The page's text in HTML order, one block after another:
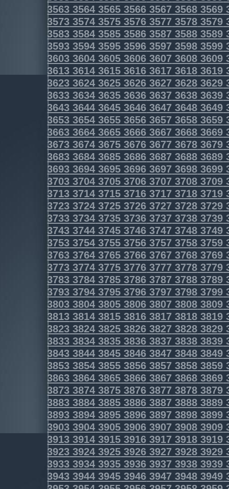
3563 3564 3565 3566 3567 3568 3569
3573 3574 3575 3576 3577 3578 3579
3583 3584 3585 3586 3587 3588 3589
3593 3594 3595 3596 3597 3598 3599
3603 3604 3605 3606 3607 3608 3609
3613 3614 3615 3616 3617 3618 3619
3623 3624 3625 3626 3627 3628 3629
3633 3634 3635 3636 3637 3638 3639
3643 3644 3645 3646 3647 3648 3649
3653 3654 3655 3656 3657 3658 3659
3663 3664 3665 3666 3667 3668 3669
3673 3674 3675 3676 3677 3678 3679
3683 3684 3685 3686 3687 3688 3689
3693 3694 3695 3696 3697 3698 3699
3703 3704 3705 3706 3707 3708 3709
3713 3714 3715 3716 3717 3718 3719
3723 3724 3725 3726 3727 3728 3729
3733 3734 3735 3736 3737 3738 3739
3743 3744 3745 3746 3747 3748 3749
3753 3754 3755 3756 3757 3758 3759
3763 3764 3765 3766 3767 3768 3769
3773 3774 3775 3776 3777 3778 3779
3783 3784 3785 3786 3787 3788 3789
3793 3794 3795 3796 3797 3798 3799
3803 3804 3805 3806 3807 3808 3809
3813 3814 3815 3816 3817 3818 3819
3823 3824 3825 3826 3827 3828 3829
3833 3834 3835 3836 3837 3838 3839
3843 3844 3845 3846 3847 3848 3849
3853 3854 3855 3856 3857 3858 3859
3863 3864 3865 3866 3867 3868 3869
3873 3874 3875 3876 3877 3878 3879
3883 3884 3885 3886 3887 3888 3889
3893 3894 3895 3896 3897 3898 3899
3903 3904 3905 3906 3907 3908 3909
3913 3914 3915 3916 3917 3918 3919
3923 3924 3925 3926 3927 3928 3929
3933 3934 3935 3936 3937 3938 3939
3943 3944 3945 3946 3947 3948 3949